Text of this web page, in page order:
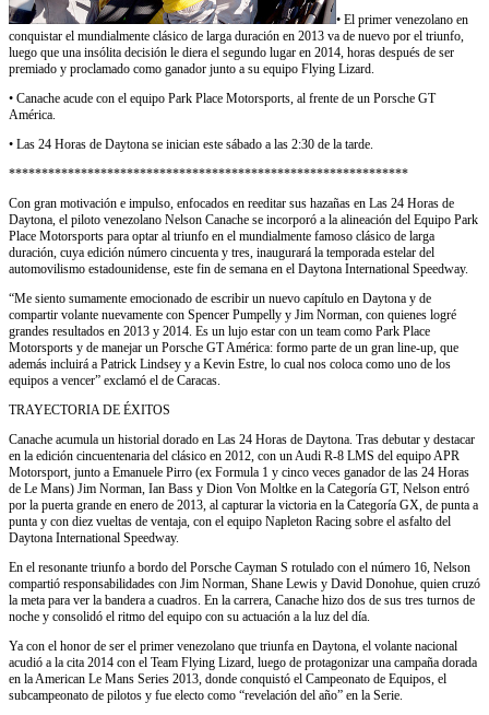
• El primer venezolano en
conquistar el mundialmente clásico de larga duración en 2013 va de nuevo por el triunfo,
luego que una insólita decisión le diera el segundo lugar en 2014, horas después de ser
premiado y proclamado como ganador junto a su equipo Flying Lizard.
• Canache acude con el equipo Park Place Motorsports, al frente de un Porsche GT
América.
• Las 24 Horas de Daytona se inician este sábado a las 2:30 de la tarde.
*************************************************************
Con gran motivación e impulso, enfocados en reeditar sus hazañas en Las 24 Horas de
Daytona, el piloto venezolano Nelson Canache se incorporó a la alineación del Equipo Park
Place Motorsports para optar al triunfo en el mundialmente famoso clásico de larga
duración, cuya edición número cincuenta y tres, inaugurará la temporada estelar del
automovilismo estadounidense, este fin de semana en el Daytona International Speedway.
“Me siento sumamente emocionado de escribir un nuevo capítulo en Daytona y de
compartir volante nuevamente con Spencer Pumpelly y Jim Norman, con quienes logré
grandes resultados en 2013 y 2014. Es un lujo estar con un team como Park Place
Motorsports y de manejar un Porsche GT América: formo parte de un gran line-up, que
además incluirá a Patrick Lindsey y a Kevin Estre, lo cual nos coloca como uno de los
equipos a vencer” exclamó el de Caracas.
TRAYECTORIA DE ÉXITOS
Canache acumula un historial dorado en Las 24 Horas de Daytona. Tras debutar y destacar
en la edición cincuentenaria del clásico en 2012, con un Audi R-8 LMS del equipo APR
Motorsport, junto a Emanuele Pirro (ex Formula 1 y cinco veces ganador de las 24 Horas
de Le Mans) Jim Norman, Ian Bass y Dion Von Moltke en la Categoría GT, Nelson entró
por la puerta grande en enero de 2013, al capturar la victoria en la Categoría GX, de punta a
punta y con diez vueltas de ventaja, con el equipo Napleton Racing sobre el asfalto del
Daytona International Speedway.
En el resonante triunfo a bordo del Porsche Cayman S rotulado con el número 16, Nelson
compartió responsabilidades con Jim Norman, Shane Lewis y David Donohue, quien cruzó
la meta para ver la bandera a cuadros. En la carrera, Canache hizo dos de sus tres turnos de
noche y consolidó el ritmo del equipo con su actuación a la luz del día.
Ya con el honor de ser el primer venezolano que triunfa en Daytona, el volante nacional
acudió a la cita 2014 con el Team Flying Lizard, luego de protagonizar una campaña dorada
en la American Le Mans Series 2013, donde conquistó el Campeonato de Equipos, el
subcampeonato de pilotos y fue electo como “revelación del año” en la Serie.